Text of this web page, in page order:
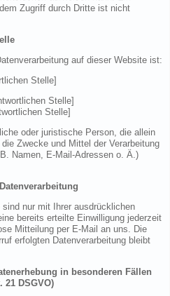
Zugriff durch Dritte ist nicht
auf dieser Website ist:
Stelle]
Stelle]
Stelle]
oder juristische Person, die allein
Zwecke und Mittel der Verarbeitung
Namen, E-Mail-Adressen o. Ä.)
nur mit Ihrer ausdrücklichen
bereits erteilte Einwilligung jederzeit
Mitteilung per E-Mail an uns. Die
erfolgten Datenverarbeitung bleibt
in besonderen Fällen
21 DSGVO)